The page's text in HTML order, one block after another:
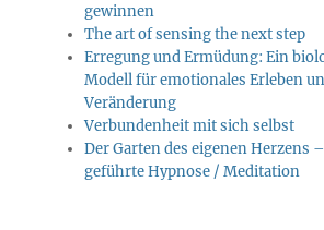
gewinnen
The art of sensing the next step
Erregung und Ermüdung: Ein
Modell für emotionales Erleben
Veränderung
Verbundenheit mit sich selbst
Der Garten des eigenen Herzens
geführte Hypnose / Meditation